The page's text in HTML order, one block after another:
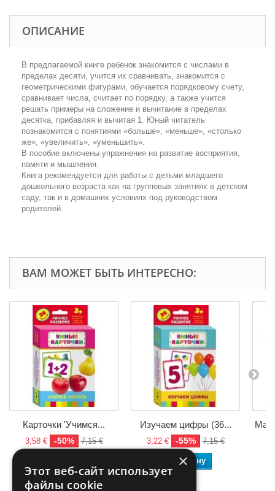
ОПИСАНИЕ
В предлагаемой книге ребенок знакомится с числами в
пределах десяти, учится их сравнивать, знакомится с
геометрическими фигурами, обучается порядковому счету,
сравнивает числа, считает по порядку, а также учится
решать примеры на сложение и вычитание в пределах
десятка, прибавляя и вычитая 1. Юный читатель
познакомится с понятиями «больше», «меньше», «столько
же», «увеличить», «уменьшить».
В пособие включены упражнения на развитие восприятия,
памяти и мышления.
Книга рекомендуется для работы с детьми младшего
дошкольного возраста как на групповых занятиях в детском
саду, так и в домашних условиях под руководством
родителей.
ВАМ МОЖЕТ БЫТЬ ИНТЕРЕСНО:
Карточки 'Учимся...
3,58 € -50% 7,15 €
Изучаем цифры (36...
3,22 € -55% 7,15 €
В корзину
×
Этот веб-сайт использует
файлы cookie